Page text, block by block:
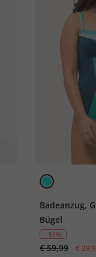
Badeanzug,
Bügel
- 50%
€ 59,99 €